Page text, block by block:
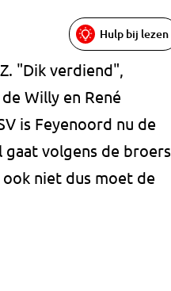
Hulp bij lezen
"Dik verdiend",
Willy en René
is Feyenoord nu de
volgens de broers
niet dus moet de